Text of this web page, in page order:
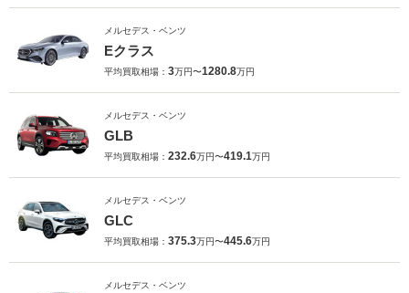
メルセデス・ベンツ
Eクラス
平均買取相場： 3万円〜1280.8万円
メルセデス・ベンツ
GLB
平均買取相場： 232.6万円〜419.1万円
メルセデス・ベンツ
GLC
平均買取相場： 375.3万円〜445.6万円
メルセデス・ベンツ